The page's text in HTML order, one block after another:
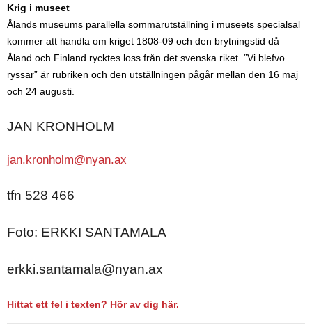
Krig i museet
Ålands museums parallella sommarutställning i museets specialsal
kommer att handla om kriget 1808-09 och den brytningstid då
Åland och Finland rycktes loss från det svenska riket. ”Vi blefvo
ryssar” är rubriken och den utställningen pågår mellan den 16 maj
och 24 augusti.
JAN KRONHOLM
jan.kronholm@nyan.ax
tfn 528 466
Foto: ERKKI SANTAMALA
erkki.santamala@nyan.ax
Hittat ett fel i texten? Hör av dig här.